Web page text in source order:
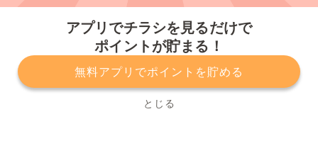
アプリでチラシを見るだけで
ポイントが貯まる！
無料アプリでポイントを貯める
とじる
プライバシーポリシー 利用規約
運営会社
サービスに関してのお問い合わせ